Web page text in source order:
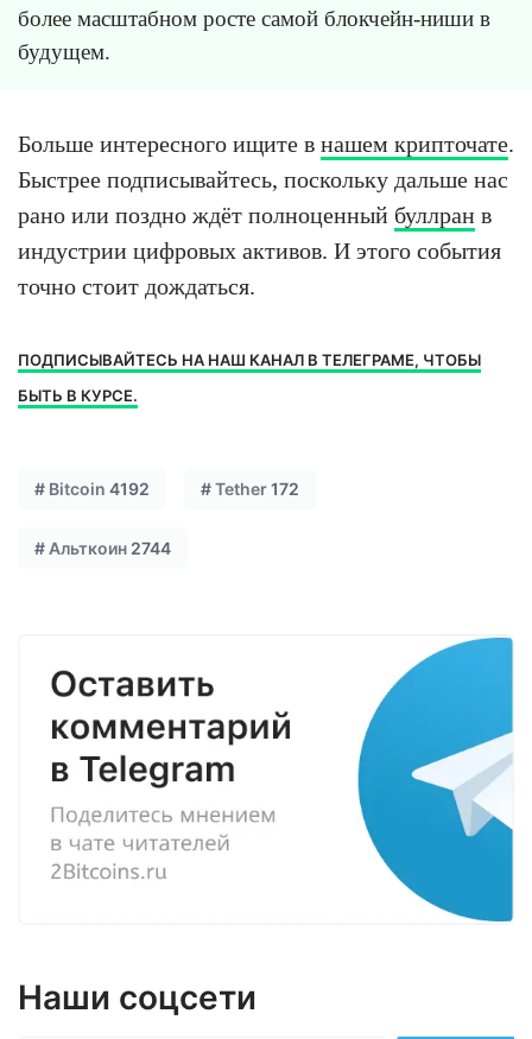
более масштабном росте самой блокчейн-ниши в
будущем.
Больше интересного ищите в нашем крипточате.
Быстрее подписывайтесь, поскольку дальше нас
рано или поздно ждёт полноценный буллран в
индустрии цифровых активов. И этого события
точно стоит дождаться.
ПОДПИСЫВАЙТЕСЬ НА НАШ КАНАЛ В ТЕЛЕГРАМЕ, ЧТОБЫ
БЫТЬ В КУРСЕ.
# Bitcoin 4192 #Tether172
# Альткоин 2744
Наши соцсети